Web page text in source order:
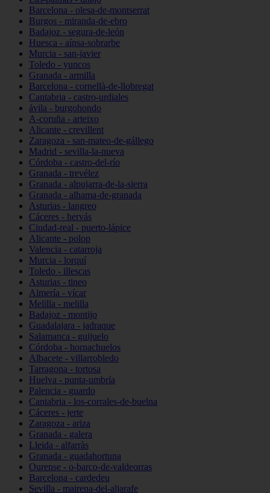
Barcelona - olesa-de-montserrat
Burgos - miranda-de-ebro
Badajoz - segura-de-león
Huesca - aínsa-sobrarbe
Murcia - san-javier
Toledo - yuncos
Granada - armilla
Barcelona - cornellà-de-llobregat
Cantabria - castro-urdiales
ávila - burgohondo
A-coruña - arteixo
Alicante - crevillent
Zaragoza - san-mateo-de-gállego
Madrid - sevilla-la-nueva
Córdoba - castro-del-río
Granada - trevélez
Granada - alpujarra-de-la-sierra
Granada - alhama-de-granada
Asturias - langreo
Cáceres - hervás
Ciudad-real - puerto-lápice
Alicante - polop
Valencia - catarroja
Murcia - lorquí
Toledo - illescas
Asturias - tineo
Almería - vícar
Melilla - melilla
Badajoz - montijo
Guadalajara - jadraque
Salamanca - guijuelo
Córdoba - hornachuelos
Albacete - villarrobledo
Tarragona - tortosa
Huelva - punta-umbría
Palencia - guardo
Cantabria - los-corrales-de-buelna
Cáceres - jerte
Zaragoza - ariza
Granada - galera
Lleida - alfarràs
Granada - guadahortuna
Ourense - o-barco-de-valdeorras
Barcelona - cardedeu
Sevilla - mairena-del-aljarafe